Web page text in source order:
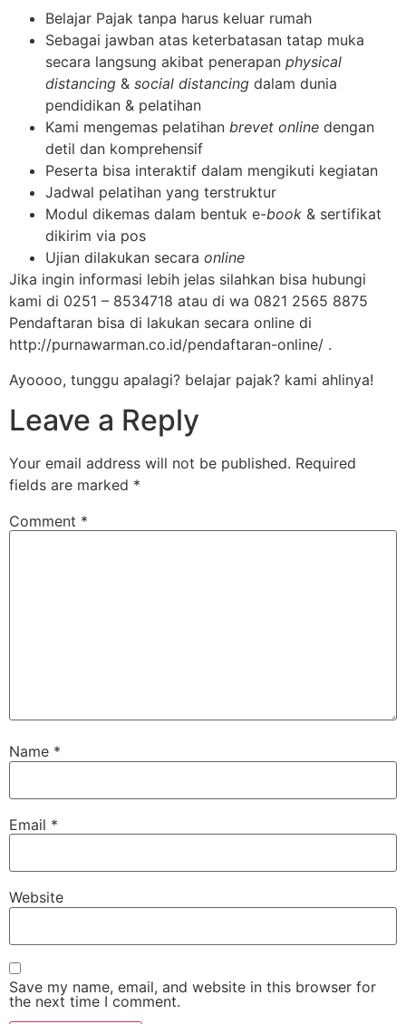
Belajar Pajak tanpa harus keluar rumah
Sebagai jawban atas keterbatasan tatap muka
secara langsung akibat penerapan physical
distancing & social distancing dalam dunia
pendidikan & pelatihan
Kami mengemas pelatihan brevet online dengan
detil dan komprehensif
Peserta bisa interaktif dalam mengikuti kegiatan
Jadwal pelatihan yang terstruktur
Modul dikemas dalam bentuk e-book & sertifikat
dikirim via pos
Ujian dilakukan secara online
Jika ingin informasi lebih jelas silahkan bisa hubungi
kami di 0251 – 8534718 atau di wa 0821 2565 8875
Pendaftaran bisa di lakukan secara online di
http://purnawarman.co.id/pendaftaran-online/ .
Ayoooo, tunggu apalagi? belajar pajak? kami ahlinya!
Leave a Reply
Your email address will not be published. Required
fields are marked *
Comment *
Name *
Email *
Website
Save my name, email, and website in this browser for
the next time I comment.